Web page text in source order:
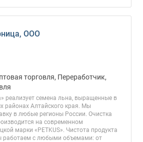
ООО
торговля, Переработчик,
реализует семена льна, выращенные в
районах Алтайского края. Мы
в любые регионы России. Очистка
на современном
марки «PETKUS». Чистота продукта
работаем с любыми объемами: от